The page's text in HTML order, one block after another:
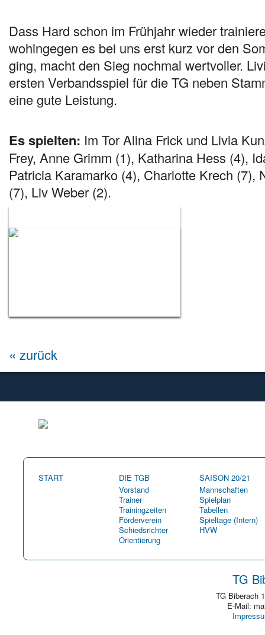
Dass Hard schon im Frühjahr wieder
wohingegen es bei uns erst kurz vor den
ging, macht den Sieg nochmal wertvoller.
ersten Verbandsspiel für die TG neben
eine gute Leistung.
Es spielten: Im Tor Alina Frick und Livia
Frey, Anne Grimm (1), Katharina Hess (4),
Patricia Karamarko (4), Charlotte Krech (7),
(7), Liv Weber (2).
« zurück
START
DIE TGB
Vorstand
Trainer
Trainingzeiten
Förderverein
Schiedsrichter
Orientierung
SAISON 20/21
Mannschaften
Spielplan
Tabellen
Spieltage (Intern)
HVW
TG
TG Biberach
E-Mail: